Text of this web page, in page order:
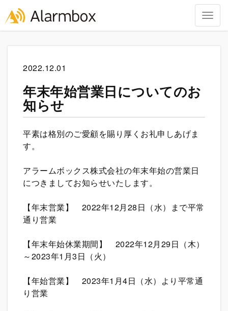
2022.12.01
年末年始営業日についてのお
知らせ
平素は格別のご愛顧を賜り厚くお礼申しあげま
す。
アラームボックス株式会社の年末年始の営業日
につきましてお知らせいたします。
【年末営業】 2022年12月28日（水）まで平常
通り営業
【年末年始休業期間】 2022年12月29日（木）
～2023年1月3日（火）
【年始営業】 2023年1月4日（水）より平常通
り営業